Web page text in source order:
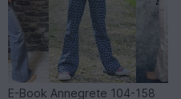
E-Book Annegrete 104-158